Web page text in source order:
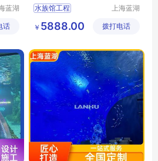
蓝湖
公司
话
湖
水族馆工程
水族工程修建
水族工程设计施工
上海蓝湖
有限公司
￥ 5888.00 拨打电话